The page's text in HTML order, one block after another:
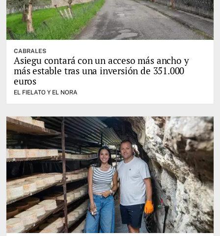
CABRALES
Asiegu contará con un acceso más ancho y
más estable tras una inversión de 351.000
euros
EL FIELATO Y EL NORA